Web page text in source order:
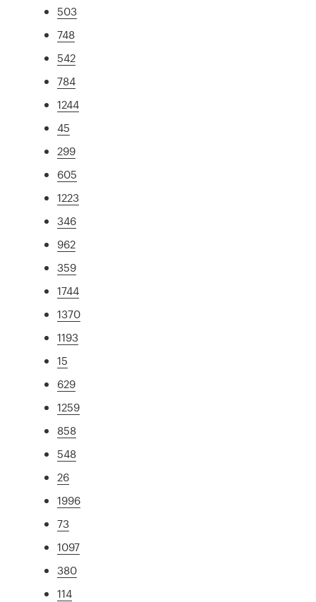
503
748
542
784
1244
45
299
605
1223
346
962
359
1744
1370
1193
15
629
1259
858
548
26
1996
73
1097
380
114